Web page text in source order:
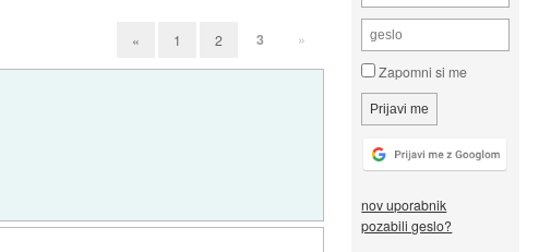
Zapomni si me
nov uporabnik
pozabili geslo?
« 1 2 3 »